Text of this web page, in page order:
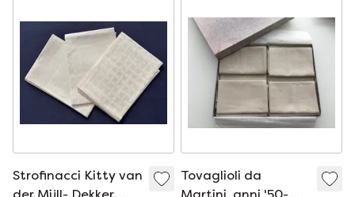
Strofinacci Kitty van
Tovaglioli da